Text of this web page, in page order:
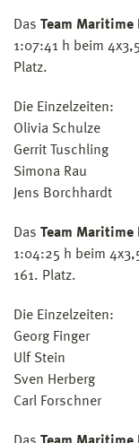
Das Team Maritime
1:07:41 h beim
Platz.
Die Einzelzeiten:
Olivia Schulze
Gerrit
Simona Rau
Jens
Das Team Maritime
1:04:25 h beim
161. Platz.
Die Einzelzeiten:
Georg Finger
Ulf Stein
Sven Herberg
Carl Forschner